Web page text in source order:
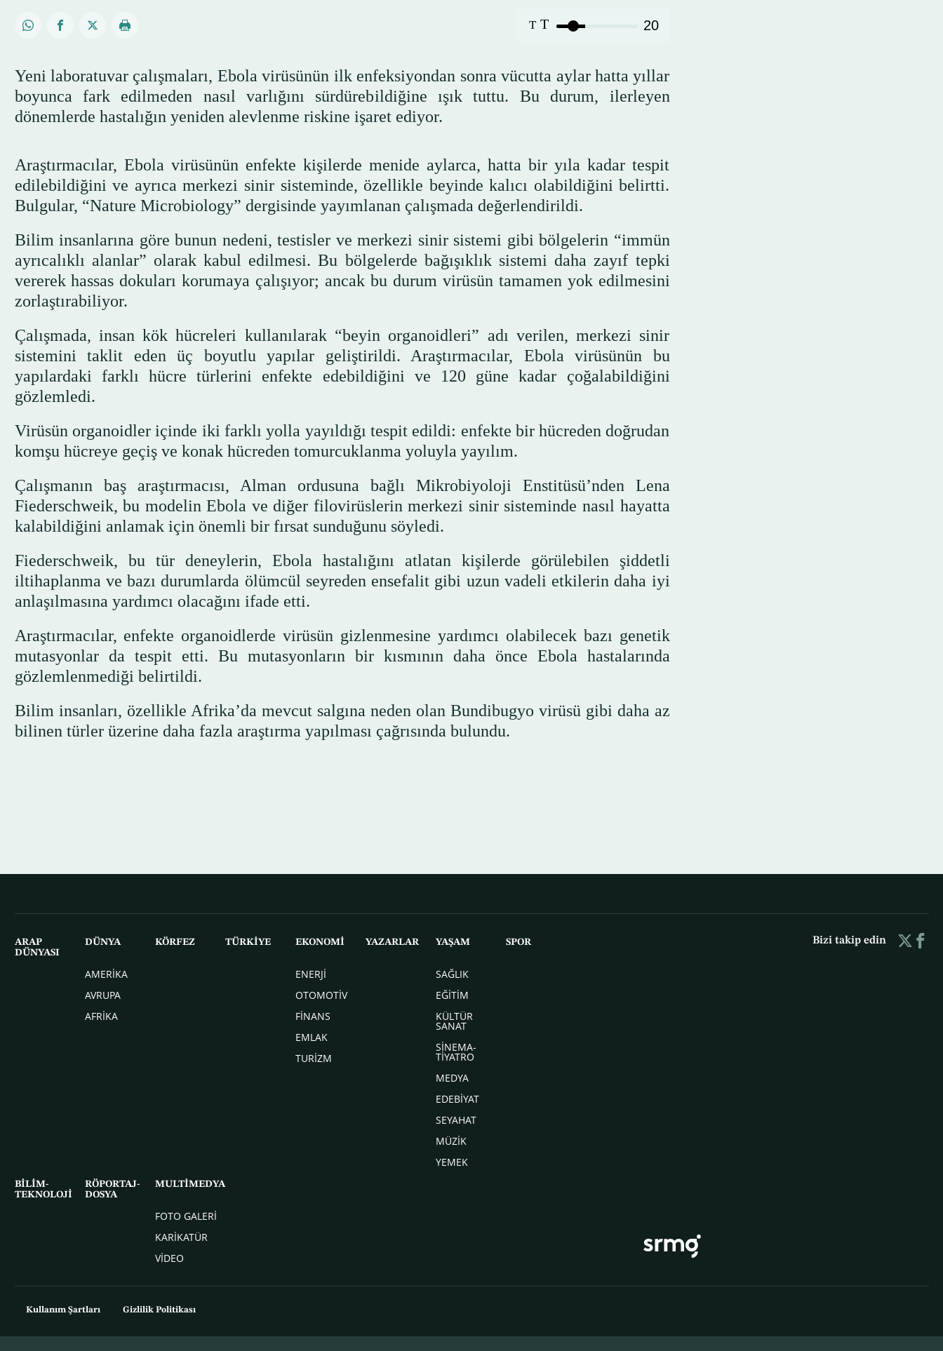
T T 20
Yeni laboratuvar çalışmaları, Ebola virüsünün ilk enfeksiyondan sonra vücutta aylar hatta yıllar
boyunca fark edilmeden nasıl varlığını sürdürebildiğine ışık tuttu. Bu durum, ilerleyen
dönemlerde hastalığın yeniden alevlenme riskine işaret ediyor.
Araştırmacılar, Ebola virüsünün enfekte kişilerde menide aylarca, hatta bir yıla kadar tespit
edilebildiğini ve ayrıca merkezi sinir sisteminde, özellikle beyinde kalıcı olabildiğini belirtti.
Bulgular, “Nature Microbiology” dergisinde yayımlanan çalışmada değerlendirildi.
Bilim insanlarına göre bunun nedeni, testisler ve merkezi sinir sistemi gibi bölgelerin “immün
ayrıcalıklı alanlar” olarak kabul edilmesi. Bu bölgelerde bağışıklık sistemi daha zayıf tepki
vererek hassas dokuları korumaya çalışıyor; ancak bu durum virüsün tamamen yok edilmesini
zorlaştırabiliyor.
Çalışmada, insan kök hücreleri kullanılarak “beyin organoidleri” adı verilen, merkezi sinir
sistemini taklit eden üç boyutlu yapılar geliştirildi. Araştırmacılar, Ebola virüsünün bu
yapılardaki farklı hücre türlerini enfekte edebildiğini ve 120 güne kadar çoğalabildiğini
gözlemledi.
Virüsün organoidler içinde iki farklı yolla yayıldığı tespit edildi: enfekte bir hücreden doğrudan
komşu hücreye geçiş ve konak hücreden tomurcuklanma yoluyla yayılım.
Çalışmanın baş araştırmacısı, Alman ordusuna bağlı Mikrobiyoloji Enstitüsü’nden Lena
Fiederschweik, bu modelin Ebola ve diğer filovirüslerin merkezi sinir sisteminde nasıl hayatta
kalabildiğini anlamak için önemli bir fırsat sunduğunu söyledi.
Fiederschweik, bu tür deneylerin, Ebola hastalığını atlatan kişilerde görülebilen şiddetli
iltihaplanma ve bazı durumlarda ölümcül seyreden ensefalit gibi uzun vadeli etkilerin daha iyi
anlaşılmasına yardımcı olacağını ifade etti.
Araştırmacılar, enfekte organoidlerde virüsün gizlenmesine yardımcı olabilecek bazı genetik
mutasyonlar da tespit etti. Bu mutasyonların bir kısmının daha önce Ebola hastalarında
gözlemlenmediği belirtildi.
Bilim insanları, özellikle Afrika’da mevcut salgına neden olan Bundibugyo virüsü gibi daha az
bilinen türler üzerine daha fazla araştırma yapılması çağrısında bulundu.
ARAP
DÜNYASI
DÜNYA
AMERİKA
AVRUPA
AFRİKA
KÖRFEZ TÜRKİYE EKONOMİ
ENERJİ
OTOMOTİV
FİNANS
EMLAK
TURİZM
YAZARLAR YAŞAM
SAĞLIK
EĞİTİM
KÜLTÜR
SANAT
SİNEMA-
TİYATRO
MEDYA
EDEBİYAT
SEYAHAT
MÜZİK
YEMEK
SPOR
BİLİM-
TEKNOLOJİ
RÖPORTAJ-
DOSYA
MULTİMEDYA
FOTO GALERİ
KARİKATÜR
VİDEO
Bizi takip edin
Kullanım Şartları Gizlilik Politikası